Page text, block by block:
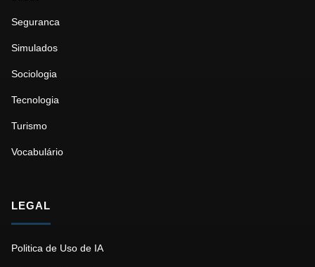
Seguranca
Simulados
Sociologia
Tecnologia
Turismo
Vocabulário
LEGAL
Politica de Uso de IA